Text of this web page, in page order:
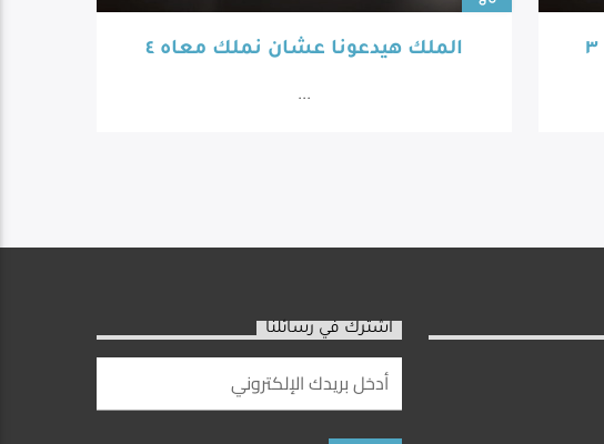
الملك هيدعونا عشان نملك معاه ٤
...
اشترك في رسائلنا